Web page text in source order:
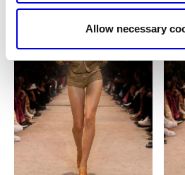
Allow necessary